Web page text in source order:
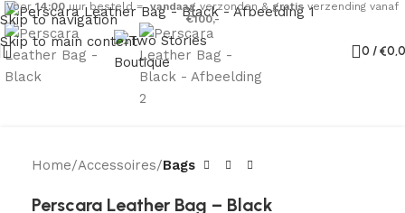
Skip to navigation
Skip to main content
Voor14:00uur besteld =vandaagverzonden &gratisverzending vanaf
€100,-
0 /€
Home Accessoires Bags
Perscara Leather Bag – Black